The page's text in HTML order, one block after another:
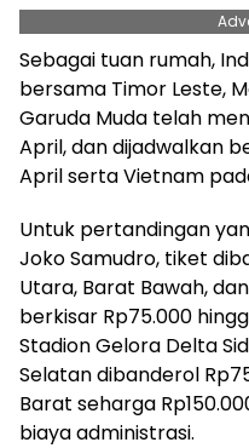
Sebagai tuan rumah,
bersama Timor Leste,
Garuda Muda telah
April, dan dijadwalkan
April serta Vietnam
Untuk pertandingan
Joko Samudro, tiket
Utara, Barat Bawah,
berkisar Rp75.000
Stadion Gelora Delta
Selatan dibanderol
Barat seharga
biaya administrasi.